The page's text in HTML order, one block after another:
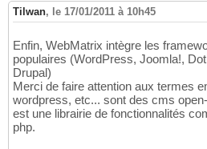
Tilwan, le 17/01/2011 à 10h45
Enfin, WebMatrix intègre les
populaires (WordPress, Joomla!,
Drupal)
Merci de faire attention aux termes
wordpress, etc... sont des cms
est une librairie de fonctionnalités
php.